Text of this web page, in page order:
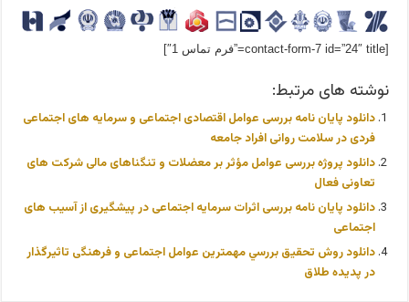
[contact-form-7 id=”24″ title=”فرم تماس 1″]
نوشته های مرتبط:
دانلود پایان نامه بررسی عوامل اقتصادی اجتماعی و سرمایه های اجتماعی
فردی در سلامت روانی افراد جامعه
دانلود پروژه بررسی عوامل مؤثر بر معضلات و تنگناهای مالی شرکت های
تعاونی فعال
دانلود پایان نامه بررسی اثرات سرمایه اجتماعی در پیشگیری از آسیب های
اجتماعی
دانلود روش تحقیق بررسي مهمترین عوامل اجتماعی و فرهنگی تاثیرگذار
در پدیده طلاق